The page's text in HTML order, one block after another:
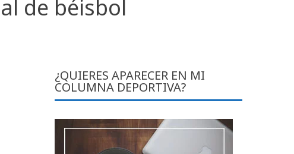
de béisbol
¿QUIERES APARECER EN MI
COLUMNA DEPORTIVA?